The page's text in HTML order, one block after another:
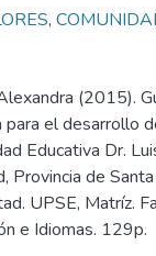
,
(2015).
para el desarrollo
Educativa Dr.
Provincia de
UPSE, Matríz.
e Idiomas. 129p.